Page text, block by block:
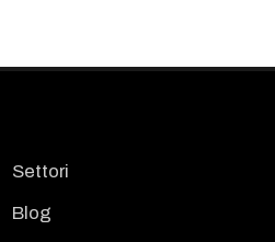
Settori
Blog